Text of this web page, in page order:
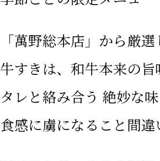
「萬野総本店」から厳
牛すきは、和牛本来の旨
タレと絡み合う 絶妙な
食感に虜になること間違